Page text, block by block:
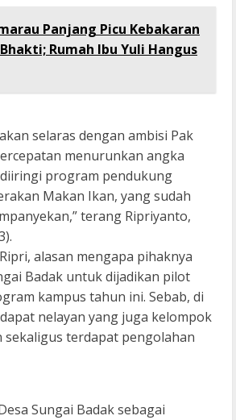
Panjang Picu Kebakaran
Rumah Ibu Yuli Hangus
selaras dengan ambisi Pak
menurunkan angka
program pendukung
Makan Ikan, yang sudah
terang Ripriyanto,
alasan mengapa pihaknya
Badak untuk dijadikan pilot
kampus tahun ini. Sebab, di
nelayan yang juga kelompok
sekaligus terdapat pengolahan
Sungai Badak sebagai